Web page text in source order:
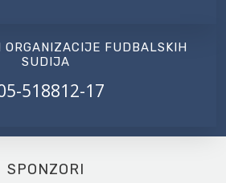
ORGANIZACIJE FUDBALSKIH
SUDIJA
518812-17
SPONZORI